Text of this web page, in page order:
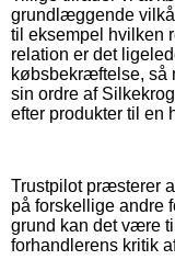
grundlæggende
til eksempel hvilken
relation er det
købsbekræftelse, så
sin ordre af
efter produkter til en
Trustpilot præsterer
på forskellige andre
grund kan det være
forhandlerens kritik